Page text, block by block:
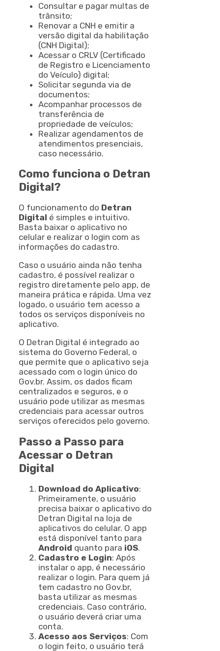
Consultar e pagar multas de
trânsito;
Renovar a CNH e emitir a
versão digital da habilitação
(CNH Digital);
Acessar o CRLV (Certificado
de Registro e Licenciamento
do Veículo) digital;
Solicitar segunda via de
documentos;
Acompanhar processos de
transferência de
propriedade de veículos;
Realizar agendamentos de
atendimentos presenciais,
caso necessário.
Como funciona o Detran
Digital?
O funcionamento do Detran
Digital é simples e intuitivo.
Basta baixar o aplicativo no
celular e realizar o login com as
informações do cadastro.
Caso o usuário ainda não tenha
cadastro, é possível realizar o
registro diretamente pelo app, de
maneira prática e rápida. Uma vez
logado, o usuário tem acesso a
todos os serviços disponíveis no
aplicativo.
O Detran Digital é integrado ao
sistema do Governo Federal, o
que permite que o aplicativo seja
acessado com o login único do
Gov.br. Assim, os dados ficam
centralizados e seguros, e o
usuário pode utilizar as mesmas
credenciais para acessar outros
serviços oferecidos pelo governo.
Passo a Passo para
Acessar o Detran
Digital
Download do Aplicativo:
Primeiramente, o usuário
precisa baixar o aplicativo do
Detran Digital na loja de
aplicativos do celular. O app
está disponível tanto para
Android quanto para iOS.
Cadastro e Login: Após
instalar o app, é necessário
realizar o login. Para quem já
tem cadastro no Gov.br,
basta utilizar as mesmas
credenciais. Caso contrário,
o usuário deverá criar uma
conta.
Acesso aos Serviços: Com
o login feito, o usuário terá